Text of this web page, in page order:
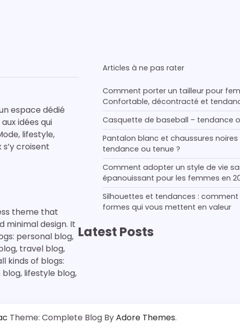
espace dédié
idées qui
lifestyle,
croisent
theme that
minimal design. It
personal blog,
travel blog,
kinds of blogs:
lifestyle blog,
Articles à ne pas rater
Comment porter un tailleur pour
Confortable, décontracté et
Casquette de baseball – tendance
Pantalon blanc et chaussures noires
tendance ou tenue ?
Comment adopter un style de vie
épanouissant pour les femmes en
Silhouettes et tendances : comment
formes qui vous mettent en valeur
Latest Posts
Theme: Complete Blog ByAdore Themes.